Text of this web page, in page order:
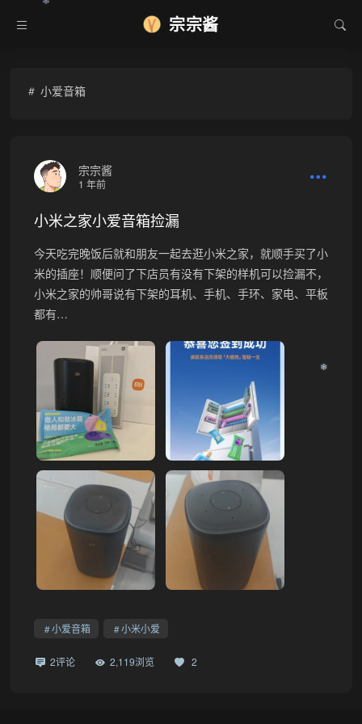
宗宗酱
小爱音箱
宗宗酱
1 年前
小米之家小爱音箱捡漏
今天吃完晚饭后就和朋友一起去逛小米之家，就顺手买了小
米的插座！顺便问了下店员有没有下架的样机可以捡漏不，
小米之家的帅哥说有下架的耳机、手机、手环、家电、平板
都有…
小爱音箱 小米小爱
2评论 2,119浏览 2